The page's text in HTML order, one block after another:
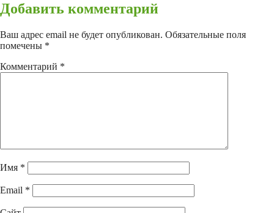
Добавить комментарий
Ваш адрес email не будет опубликован. Обязательные поля
помечены *
Комментарий *
Имя *
Email *